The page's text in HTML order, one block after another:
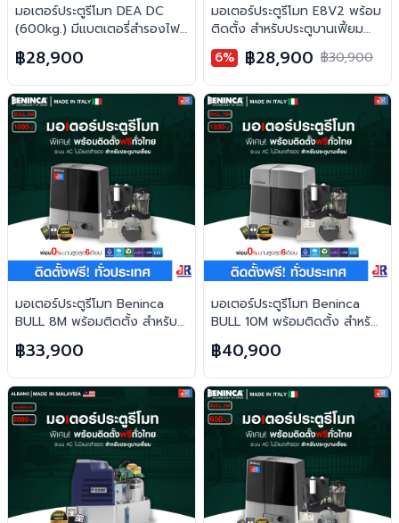
มอเตอร์ประตูรีโมท DEA DC
(600kg.) มีแบตเตอรี่สำรองไฟ
พร้อมติดตั้ง สำหรับประตูบาน
เลื่อน
฿28,900
มอเตอร์ประตูรีโมท E8V2 พร้อม
ติดตั้ง สำหรับประตูบานเฟี้ยม
(2พับ)
6% ฿28,900 ฿30,900
มอเตอร์ประตูรีโมท Beninca
BULL 8M พร้อมติดตั้ง สำหรับ
ประตูบานเลื่อน
฿33,900
มอเตอร์ประตูรีโมท Beninca
BULL 10M พร้อมติดตั้ง สำหรับ
ประตูบานเลื่อน
฿40,900